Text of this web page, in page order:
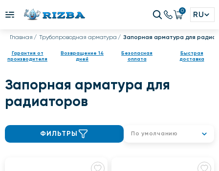
0 RU
Главная Трубопроводная арматура Запорная арматура для
Гарантия от
производителя
Возвращение 14
дней
Безопасная
оплата
Быстрая
доставка
Запорная арматура для
радиаторов
ФИЛЬТРЫ По умолчанию